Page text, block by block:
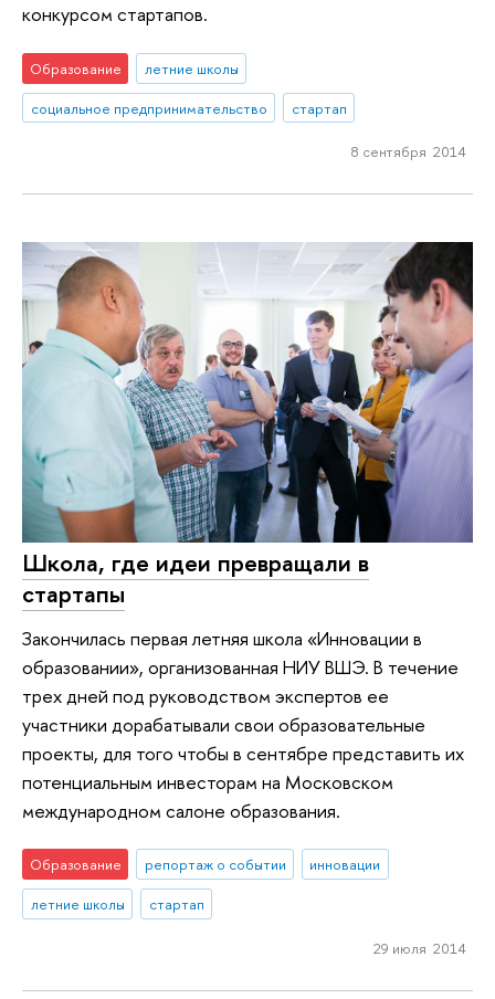
конкурсом стартапов.
Образование
летние школы
социальное предпринимательство
стартап
8 сентября 2014
Школа, где идеи превращали в
стартапы
Закончилась первая летняя школа «Инновации в
образовании», организованная НИУ ВШЭ. В течение
трех дней под руководством экспертов ее
участники дорабатывали свои образовательные
проекты, для того чтобы в сентябре представить их
потенциальным инвесторам на Московском
международном салоне образования.
Образование репортаж о событии
инновации
летние школы
стартап
29 июля 2014